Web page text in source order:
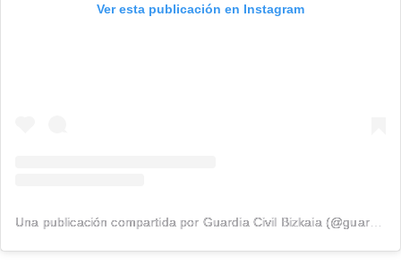
Ver esta publicación en Instagram
Una publicación compartida por Guardia Civil Bizkaia (@guardiacivilbizkaia)